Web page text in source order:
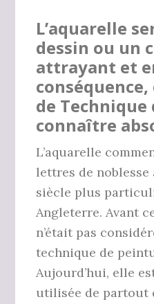
L’aquarelle
dessin ou un
attrayant et
de
connaître
L’aquarelle
lettres de noblesse
siècle plus
Angleterre. Avant
n’était pas
technique de
Aujourd’hui, elle
utilisée de partout